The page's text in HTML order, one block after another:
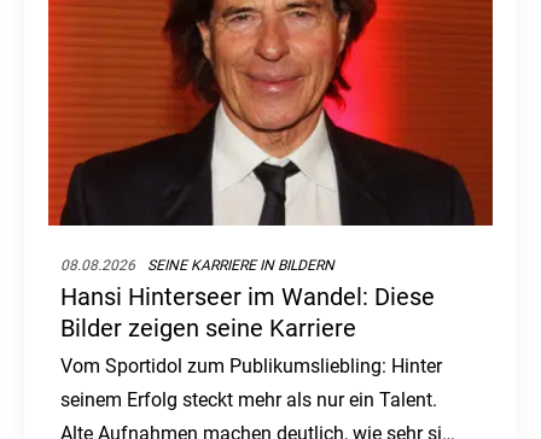
08.08.2026 SEINE KARRIERE IN BILDERN
Hansi Hinterseer im Wandel: Diese
Bilder zeigen seine Karriere
Vom Sportidol zum Publikumsliebling: Hinter
seinem Erfolg steckt mehr als nur ein Talent.
Alte Aufnahmen machen deutlich, wie sehr sich